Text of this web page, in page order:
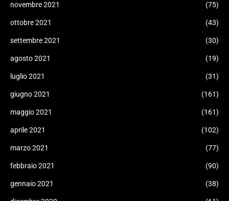
novembre 2021 (75)
ottobre 2021 (43)
settembre 2021 (30)
agosto 2021 (19)
luglio 2021 (31)
giugno 2021 (161)
maggio 2021 (161)
aprile 2021 (102)
marzo 2021 (77)
febbraio 2021 (90)
gennaio 2021 (38)